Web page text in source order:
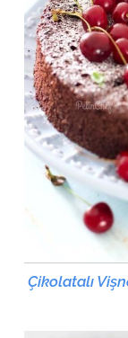
Çikolatalı